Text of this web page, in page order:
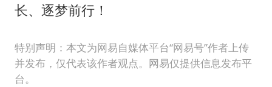
长、逐梦前行！
特别声明：本文为网易自媒体平台“网易号”作者上传
并发布，仅代表该作者观点。网易仅提供信息发布平
台。